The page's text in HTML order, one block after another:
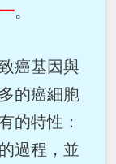
。
癌基因與
的癌細胞
的特性：
過程，並